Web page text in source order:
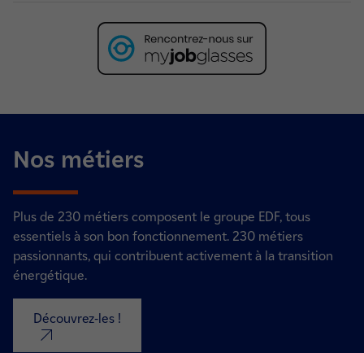
Nos métiers
Plus de 230 métiers composent le groupe EDF, tous
essentiels à son bon fonctionnement. 230 métiers
passionnants, qui contribuent activement à la transition
énergétique.
Découvrez-les !
nouvel onglet